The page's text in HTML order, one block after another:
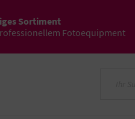
Sortiment
Fotoequipment